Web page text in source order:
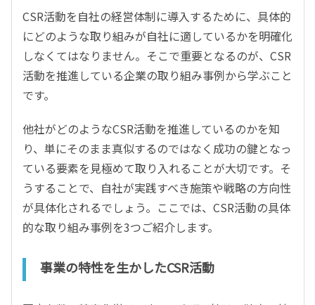
CSR活動を自社の経営体制に導入するために、具体的
にどのような取り組みが自社に適しているかを明確化
しなくてはなりません。そこで重要となるのが、CSR
活動を推進している企業の取り組み事例から学ぶこと
です。
他社がどのようなCSR活動を推進しているのかを知
り、単にそのまま真似するのではなく成功の鍵となっ
ている要素を見極めて取り入れることが大切です。そ
うすることで、自社が実践すべき施策や戦略の方向性
が具体化されるでしょう。ここでは、CSR活動の具体
的な取り組み事例を3つご紹介します。
事業の特性を生かしたCSR活動